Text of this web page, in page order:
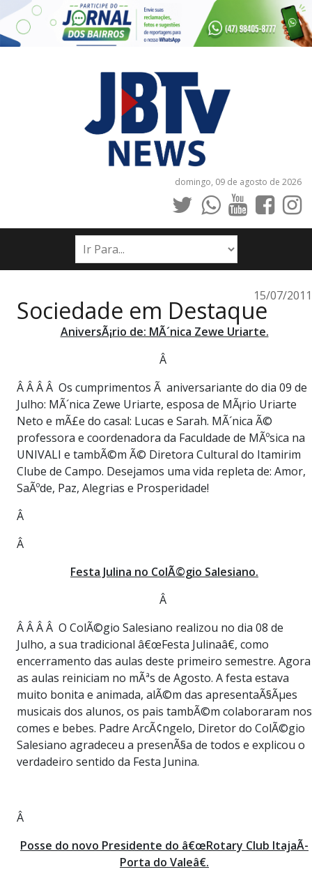
domingo, 09 de agosto de 2026
INÍCIO
NOTÍCIAS
PUBLICAÇÕES LEGAIS
15/07/2011
Sociedade em Destaque
AniversÃ¡rio de: MÃ´nica Zewe Uriarte.
Â
Â Â Â Â Os cumprimentos Ã aniversariante do dia 09 de
Julho: MÃ´nica Zewe Uriarte, esposa de MÃ¡rio Uriarte
Neto e mÃ£e do casal: Lucas e Sarah. MÃ´nica Ã©
professora e coordenadora da Faculdade de MÃºsica na
UNIVALI e tambÃ©m Ã© Diretora Cultural do Itamirim
Clube de Campo. Desejamos uma vida repleta de: Amor,
SaÃºde, Paz, Alegrias e Prosperidade!
Â
Â
Festa Julina no ColÃ©gio Salesiano.
Â
Â Â Â Â O ColÃ©gio Salesiano realizou no dia 08 de
Julho, a sua tradicional â€œFesta Julinaâ€, como
encerramento das aulas deste primeiro semestre. Agora
as aulas reiniciam no mÃªs de Agosto. A festa estava
muito bonita e animada, alÃ©m das apresentaÃ§Ãµes
musicais dos alunos, os pais tambÃ©m colaboraram nos
comes e bebes. Padre ArcÃ¢ngelo, Diretor do ColÃ©gio
Salesiano agradeceu a presenÃ§a de todos e explicou o
verdadeiro sentido da Festa Junina.
Â
Posse do novo Presidente do â€œRotary Club ItajaÃ­
Porta do Valeâ€.